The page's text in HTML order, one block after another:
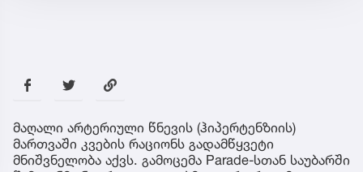
მაღალი არტერიული წნევის (ჰიპერტენზიის)
მართვაში კვების რაციონს გადამწყვეტი
მნიშვნელობა აქვს. გამოცემა Parade-სთან საუბარში